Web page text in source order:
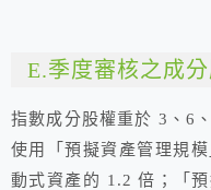
E.季度審核之成
指數成分股權重於 3、6
使用「預擬資產管理規
動式資產的 1.2 倍；「